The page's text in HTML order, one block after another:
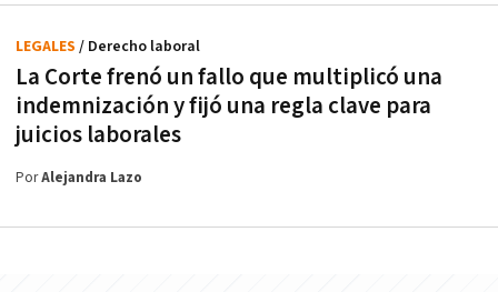
La Corte frenó un fallo que multiplicó una
indemnización y fijó una regla clave para
juicios laborales
LEGALES / Derecho laboral
PorAlejandra Lazo